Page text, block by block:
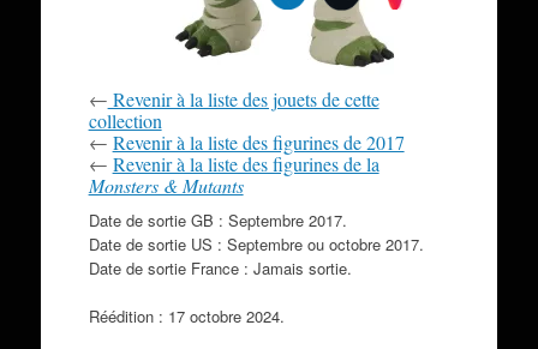
← Revenir à la liste des jouets de cette
collection
← Revenir à la liste des figurines de 2017
← Revenir à la liste des figurines de la
Monsters & Mutants
Date de sortie GB : Septembre 2017.
Date de sortie US : Septembre ou octobre 2017.
Date de sortie France : Jamais sortie.
Réédition : 17 octobre 2024.